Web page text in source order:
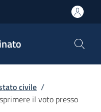
civile /
il voto presso